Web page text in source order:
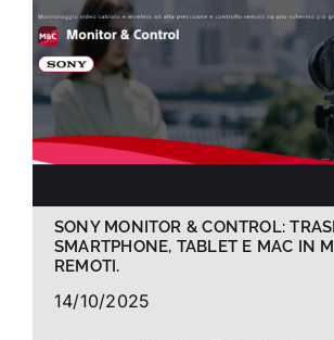
La foto del mese
Guide
Cerca
SONY MONITOR & CONTROL:
SMARTPHONE, TABLET E MAC IN
REMOTI.
14/10/2025